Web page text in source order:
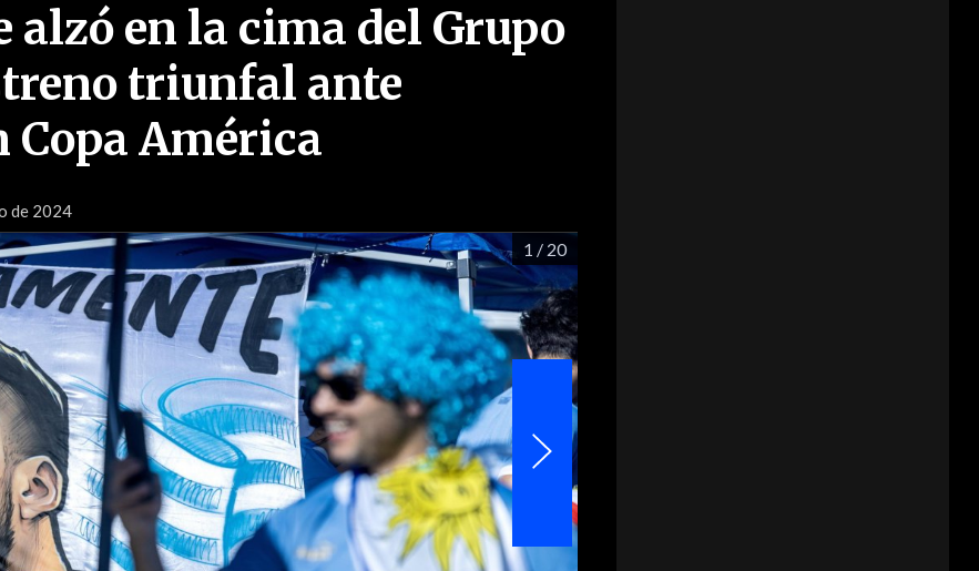
alzó en la cima del Grupo
triunfal ante
Copa América
de 2024
1 / 20